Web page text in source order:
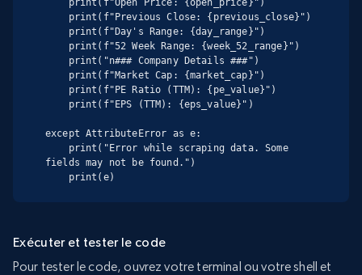
except AttributeError as e:
fields may not be found.")
    print(e)
Exécuter et tester le code
Pour tester le code, ouvrez votre terminal ou votre shell et